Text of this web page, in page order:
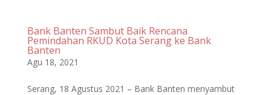
Bank Banten Sambut Baik Rencana
Pemindahan RKUD Kota Serang ke Bank
Banten
Agu 18, 2021
Serang, 18 Agustus 2021 – Bank Banten menyambut